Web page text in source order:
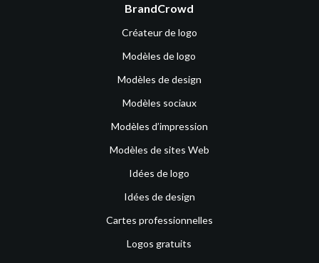
BrandCrowd
Créateur de logo
Modèles de logo
Modèles de design
Modèles sociaux
Modèles d’impression
Modèles de sites Web
Idées de logo
Idées de design
Cartes professionnelles
Logos gratuits